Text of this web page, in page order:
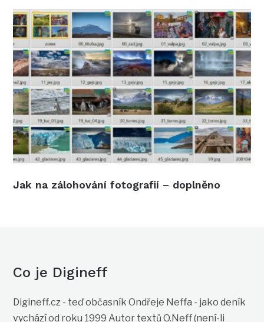
Jak na zálohování fotografií – doplněno
Co je Digineff
Digineff.cz - teď občasník Ondřeje Neffa - jako deník
vychází od roku 1999 Autor textů O.Neff (není-li